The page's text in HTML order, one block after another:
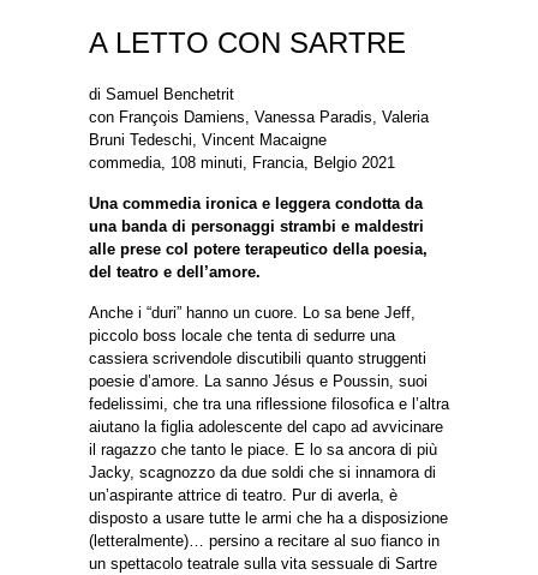
A LETTO CON SARTRE
di Samuel Benchetrit
con François Damiens, Vanessa Paradis, Valeria
Bruni Tedeschi, Vincent Macaigne
commedia, 108 minuti, Francia, Belgio 2021
Una commedia ironica e leggera condotta da
una banda di personaggi strambi e maldestri
alle prese col potere terapeutico della poesia,
del teatro e dell’amore.
Anche i “duri” hanno un cuore. Lo sa bene Jeff,
piccolo boss locale che tenta di sedurre una
cassiera scrivendole discutibili quanto struggenti
poesie d’amore. La sanno Jésus e Poussin, suoi
fedelissimi, che tra una riflessione filosofica e l’altra
aiutano la figlia adolescente del capo ad avvicinare
il ragazzo che tanto le piace. E lo sa ancora di più
Jacky, scagnozzo da due soldi che si innamora di
un’aspirante attrice di teatro. Pur di averla, è
disposto a usare tutte le armi che ha a disposizione
(letteralmente)… persino a recitare al suo fianco in
un spettacolo teatrale sulla vita sessuale di Sartre